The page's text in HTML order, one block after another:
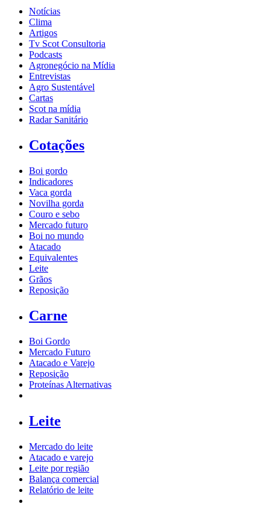
Notícias
Clima
Artigos
Tv Scot Consultoria
Podcasts
Agronegócio na Mídia
Entrevistas
Agro Sustentável
Cartas
Scot na mídia
Radar Sanitário
Cotações
Boi gordo
Indicadores
Vaca gorda
Novilha gorda
Couro e sebo
Mercado futuro
Boi no mundo
Atacado
Equivalentes
Leite
Grãos
Reposição
Carne
Boi Gordo
Mercado Futuro
Atacado e Varejo
Reposição
Proteínas Alternativas
Leite
Mercado do leite
Atacado e varejo
Leite por região
Balança comercial
Relatório de leite